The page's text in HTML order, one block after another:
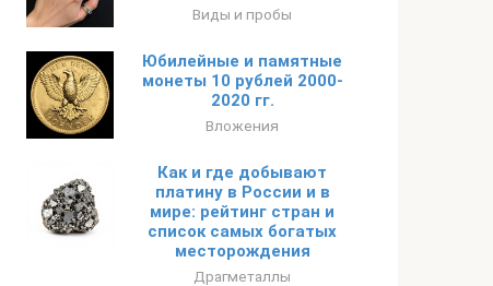
Виды и пробы
Юбилейные и памятные
монеты 10 рублей 2000-
2020 гг.
Вложения
Как и где добывают
платину в России и в
мире: рейтинг стран и
список самых богатых
месторождения
Драгметаллы